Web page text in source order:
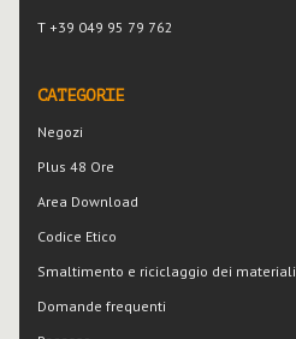
T +39 049 95 79 762
CATEGORIE
Negozi
Plus 48 Ore
Area Download
Codice Etico
Smaltimento e riciclaggio dei materiali
Domande frequenti